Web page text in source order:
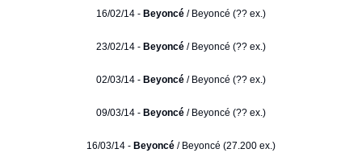
16/02/14 - Beyoncé / Beyoncé (?? ex.)
23/02/14 - Beyoncé / Beyoncé (?? ex.)
02/03/14 - Beyoncé / Beyoncé (?? ex.)
09/03/14 - Beyoncé / Beyoncé (?? ex.)
16/03/14 - Beyoncé / Beyoncé (27.200 ex.)